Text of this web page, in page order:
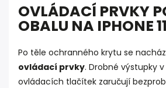
OVLÁDACÍ PRVKY
OBALU NA IPHONE
Po těle ochranného krytu se
ovládací prvky. Drobné výstupky
ovládacích tlačítek zaručují